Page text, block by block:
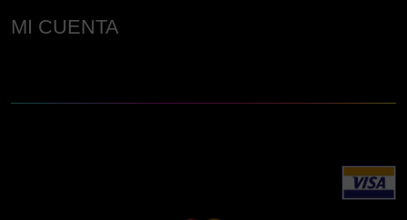
MI CUENTA